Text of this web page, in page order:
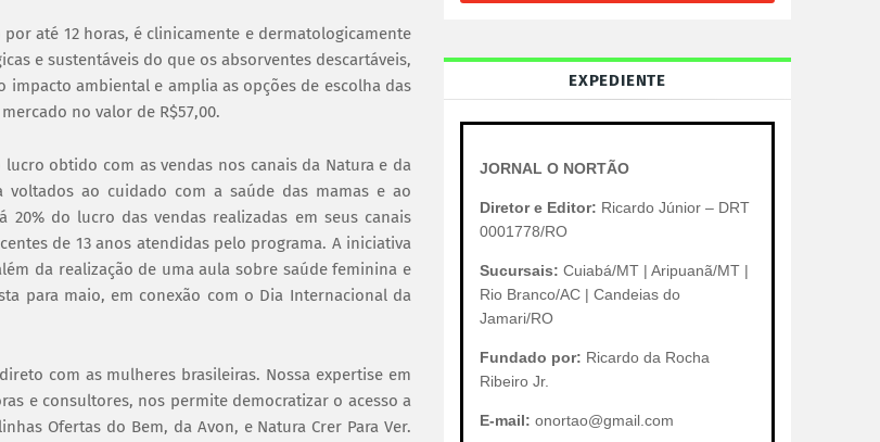
até 12 horas, é clinicamente e dermatologicamente
e sustentáveis do que os absorventes descartáveis,
ambiental e amplia as opções de escolha das
no valor de R$57,00.
obtido com as vendas nos canais da Natura e da
ao cuidado com a saúde das mamas e ao
20% do lucro das vendas realizadas em seus canais
de 13 anos atendidas pelo programa. A iniciativa
da realização de uma aula sobre saúde feminina e
para maio, em conexão com o Dia Internacional da
com as mulheres brasileiras. Nossa expertise em
e consultores, nos permite democratizar o acesso a
Ofertas do Bem, da Avon, e Natura Crer Para Ver.
EXPEDIENTE
JORNAL O NORTÃO
Diretor e Editor: Ricardo Júnior – DRT
0001778/RO
Sucursais: Cuiabá/MT | Aripuanã/MT |
Rio Branco/AC | Candeias do
Jamari/RO
Fundado por: Ricardo da Rocha
Ribeiro Jr.
E-mail: onortao@gmail.com